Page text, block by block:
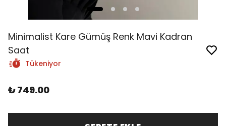
Minimalist Kare Gümüş Renk Mavi Kadran
Saat
Tükeniyor
₺ 749.00